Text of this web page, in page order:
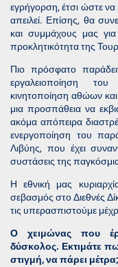
εγρήγορση, έτσι ώστε να
απειλεί. Επίσης, θα
και συμμάχους μας
προκλητικότητα της
Πιο πρόσφατο
εργαλειοποίηση του
κινητοποίηση αθώων
μια προσπάθεια να
ακόμα απόπειρα
ενεργοποίηση του
Λιβύης, που έχει
συστάσεις της
Η εθνική μας
σεβασμός στο Διεθνές
τις υπερασπιστούμε
Ο χειμώνας που
δύσκολος. Εκτιμάτε
στιγμή, να πάρει μέτρα;